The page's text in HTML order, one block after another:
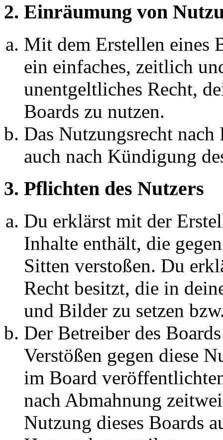
2. Einräumung von
Mit dem Erstellen eines
ein einfaches, zeitlich
unentgeltliches Recht,
Boards zu nutzen.
Das Nutzungsrecht
auch nach Kündigung
3. Pflichten des Nutzers
Du erklärst mit der
Inhalte enthält, die
Sitten verstoßen. Du
Recht besitzt, die in
und Bilder zu setzen
Der Betreiber des
Verstößen gegen diese
im Board
nach Abmahnung
Nutzung dieses Boards